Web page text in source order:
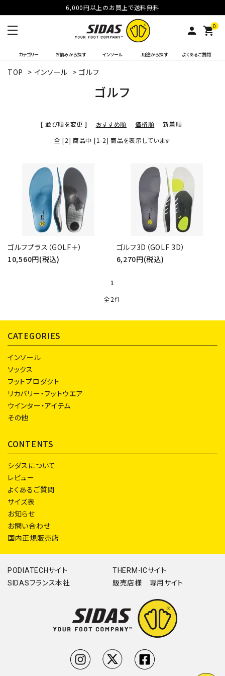
6,000円以上のお買上で送料無料
person 0
shopping_cart
カテゴリー お悩みから探す インソール 用途から探す よくあるご質問
TOP > インソール > ゴルフ
ゴルフ
[ 並び順を変更 ] - おすすめ順 -価格順 -新着順
全 [2] 商品中 [1-2] 商品を表示しています
ゴルフプラス（GOLF＋）
10,560円(税込)
ゴルフ3D（GOLF 3D）
6,270円(税込)
1
全2件
CATEGORIES
インソール
ソックス
フットプロダクト
リカバリー・フットウエア
ウインター・アイテム
その他
CONTENTS
シダスについて
レビュー
よくあるご質問
サイズ表
お知らせ
お問い合わせ
国内正規販売店
PODIATECHサイト
THERM-ICサイト
SIDASフランス本社
販売店様 専用サイト